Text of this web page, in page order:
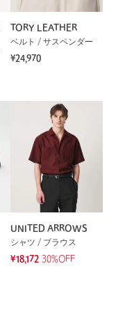
TORY LEATHER
ベルト / サスペンダー
¥24,970
UNITED ARROWS
シャツ / ブラウス
¥18,172 30%OFF